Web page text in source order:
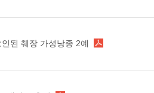
된 췌장 가성낭종 2예